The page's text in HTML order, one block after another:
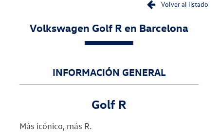
Volkswagen Golf R en Barcelona
Volver al listado
INFORMACIÓN GENERAL
Golf R
Más icónico, más R.